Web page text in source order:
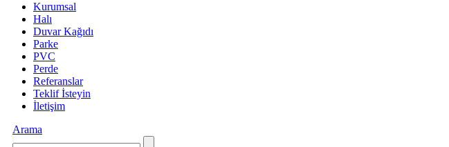
Kurumsal
Halı
Duvar Kağıdı
Parke
PVC
Perde
Referanslar
Teklif İsteyin
İletişim
Arama